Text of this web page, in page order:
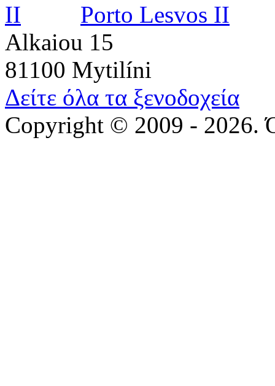
Porto Lesvos II
Alkaiou 15
81100 Mytilíni
Δείτε όλα τα ξενοδοχεία
Copyright © 2009 - 2026.